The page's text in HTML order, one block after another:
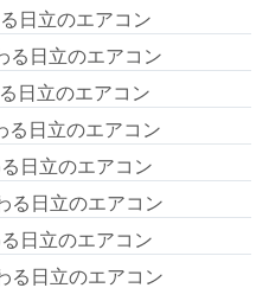
日立のエアコン
る日立のエアコン
日立のエアコン
る日立のエアコン
日立のエアコン
る日立のエアコン
日立のエアコン
る日立のエアコン